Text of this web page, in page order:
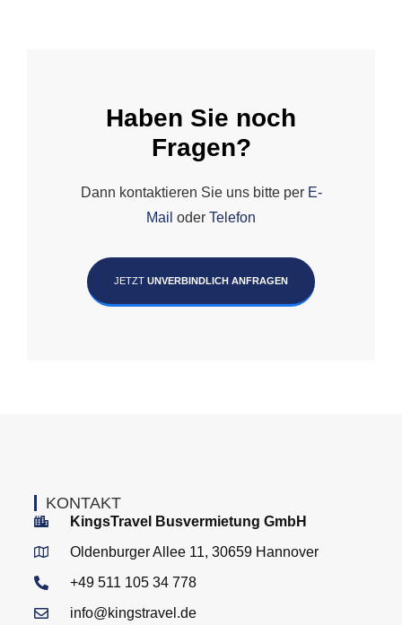
Haben Sie noch
Fragen?
Dann kontaktieren Sie uns bitte per E-
Mail oder Telefon
JETZT UNVERBINDLICH ANFRAGEN
KONTAKT
KingsTravel Busvermietung GmbH
Oldenburger Allee 11, 30659 Hannover
+49 511 105 34 778
info@kingstravel.de